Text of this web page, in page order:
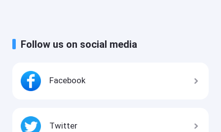
Follow us on social media
Facebook
Twitter